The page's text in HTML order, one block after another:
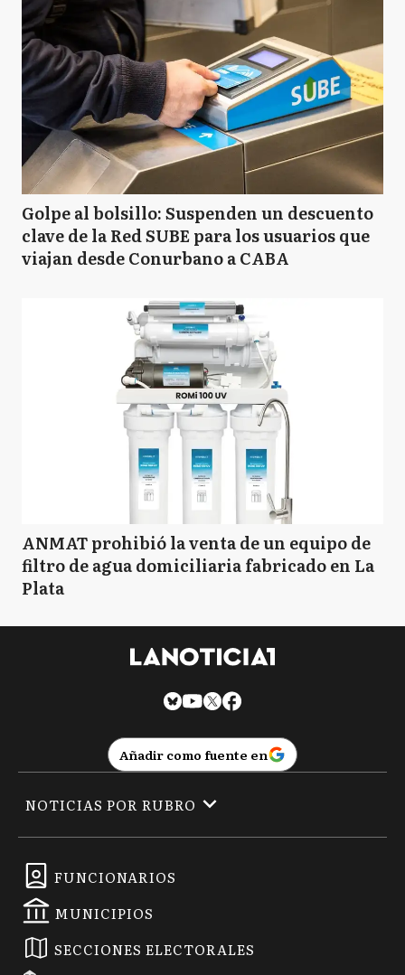
Golpe al bolsillo: Suspenden un descuento
clave de la Red SUBE para los usuarios que
viajan desde Conurbano a CABA
ANMAT prohibió la venta de un equipo de
filtro de agua domiciliaria fabricado en La
Plata
Añadir como fuente en
FUNCIONARIOS
MUNICIPIOS
SECCIONES ELECTORALES
NOTICIAS POR RUBRO